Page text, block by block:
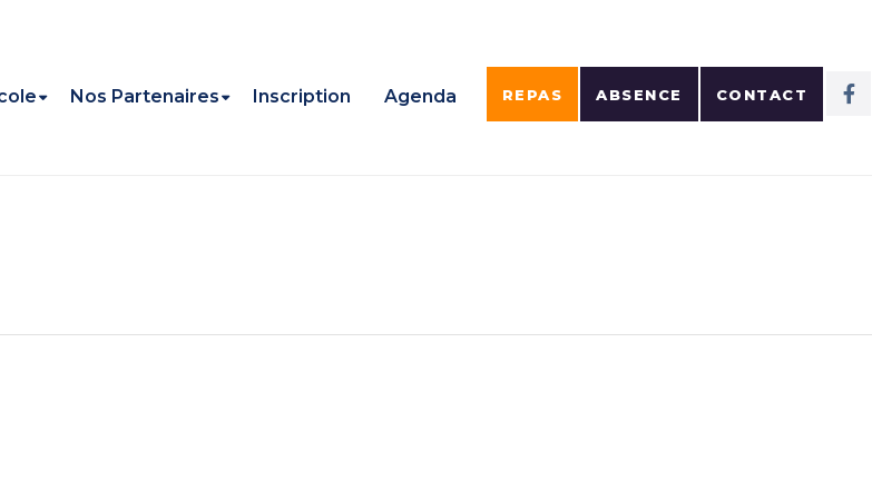
Nos Partenaires Inscription Agenda REPAS ABSENCE CONTACT